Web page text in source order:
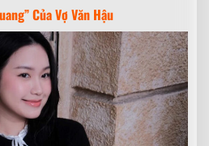
Của Vợ Văn Hậu